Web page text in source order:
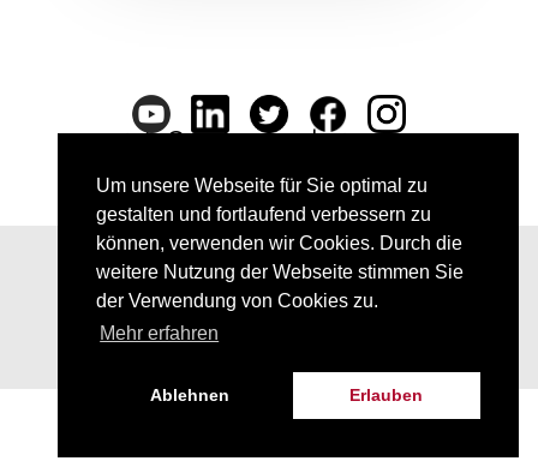
Impressum
Um unsere Webseite für Sie optimal zu
gestalten und fortlaufend verbessern zu
können, verwenden wir Cookies. Durch die
weitere Nutzung der Webseite stimmen Sie
der Verwendung von Cookies zu.
Mehr erfahren
Ablehnen Erlauben